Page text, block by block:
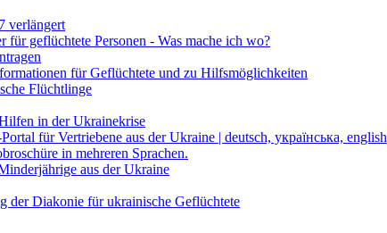
verlängert
für geflüchtete Personen - Was mache ich wo?
für Geflüchtete und zu Hilfsmöglichkeiten
Flüchtlinge
in der Ukrainekrise
für Vertriebene aus der Ukraine | deutsch, українська, english
in mehreren Sprachen.
aus der Ukraine
der Diakonie für ukrainische Geflüchtete